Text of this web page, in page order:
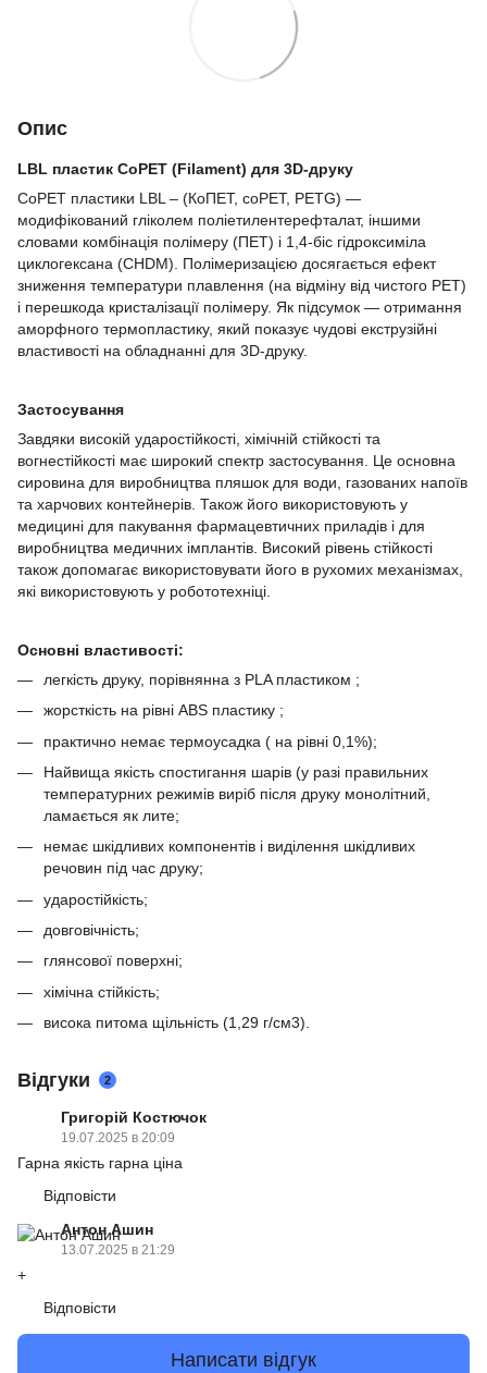
Опис
LBL пластик CoPET (Filament) для 3D-друку
CoPET пластики LBL – (КоПЕТ, coPET, PETG) —
модифікований гліколем поліетилентерефталат, іншими
словами комбінація полімеру (ПЕТ) і 1,4-біс гідроксиміла
циклогексана (CHDM). Полімеризацією досягається ефект
зниження температури плавлення (на відміну від чистого PET)
і перешкода кристалізації полімеру. Як підсумок — отримання
аморфного термопластику, який показує чудові екструзійні
властивості на обладнанні для 3D-друку.
Застосування
Завдяки високій ударостійкості, хімічній стійкості та
вогнестійкості має широкий спектр застосування. Це основна
сировина для виробництва пляшок для води, газованих напоїв
та харчових контейнерів. Також його використовують у
медицині для пакування фармацевтичних приладів і для
виробництва медичних імплантів. Високий рівень стійкості
також допомагає використовувати його в рухомих механізмах,
які використовують у робототехніці.
Основні властивості:
легкість друку, порівнянна з PLA пластиком ;
жорсткість на рівні ABS пластику ;
практично немає термоусадка ( на рівні 0,1%);
Найвища якість спостигання шарів (у разі правильних
температурних режимів виріб після друку монолітний,
ламається як лите;
немає шкідливих компонентів і виділення шкідливих
речовин під час друку;
ударостійкість;
довговічність;
глянсової поверхні;
хімічна стійкість;
висока питома щільність (1,29 г/см3).
Відгуки 2
Григорій Костючок
19.07.2025 в 20:09
Гарна якість гарна ціна
Відповісти
Антон Ашин
13.07.2025 в 21:29
+
Відповісти
Написати відгук